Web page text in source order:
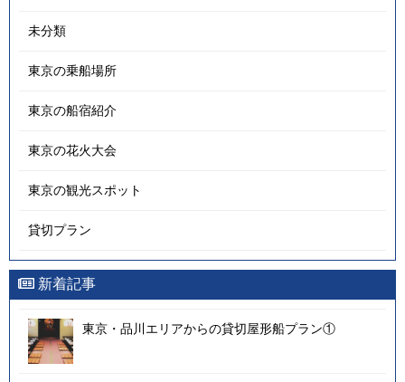
未分類
東京の乗船場所
東京の船宿紹介
東京の花火大会
東京の観光スポット
貸切プラン
新着記事
東京・品川エリアからの貸切屋形船プラン①